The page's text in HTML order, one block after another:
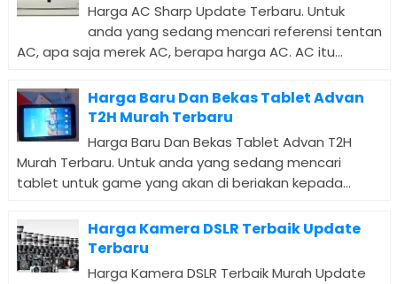
Harga AC Sharp Update Terbaru. Untuk
anda yang sedang mencari referensi tentan
AC, apa saja merek AC, berapa harga AC. AC itu...
Harga Baru Dan Bekas Tablet Advan
T2H Murah Terbaru
Harga Baru Dan Bekas Tablet Advan T2H
Murah Terbaru. Untuk anda yang sedang mencari
tablet untuk game yang akan di beriakan kepada...
Harga Kamera DSLR Terbaik Update
Terbaru
Harga Kamera DSLR Terbaik Murah Update